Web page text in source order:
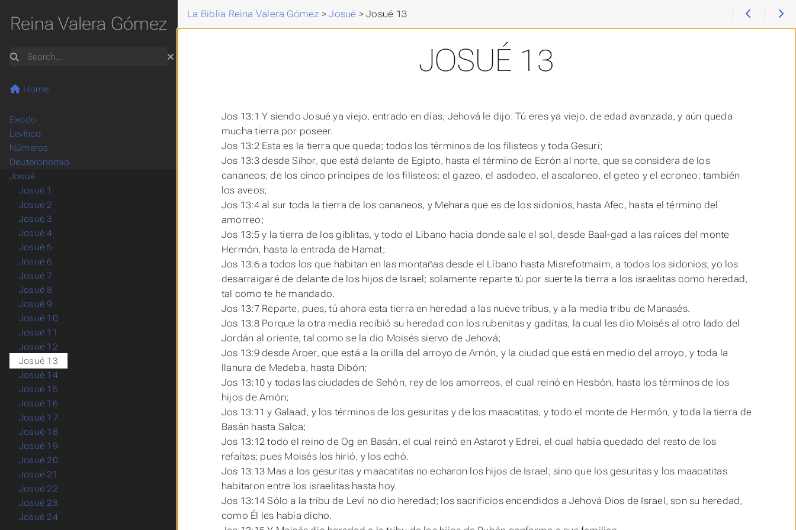
La Biblia Reina Valera Gómez >Josué >Josué 13
JOSUÉ 13
Jos 13:1 Y siendo Josué ya viejo, entrado en días, Jehová le dijo: Tú eres ya viejo, de edad avanzada, y aún queda
mucha tierra por poseer.
Jos 13:2 Esta es la tierra que queda; todos los términos de los filisteos y toda Gesuri;
Jos 13:3 desde Sihor, que está delante de Egipto, hasta el término de Ecrón al norte, que se considera de los
cananeos; de los cinco príncipes de los filisteos; el gazeo, el asdodeo, el ascaloneo, el geteo y el ecroneo; también
los aveos;
Jos 13:4 al sur toda la tierra de los cananeos, y Mehara que es de los sidonios, hasta Afec, hasta el término del
amorreo;
Jos 13:5 y la tierra de los giblitas, y todo el Líbano hacia donde sale el sol, desde Baal-gad a las raíces del monte
Hermón, hasta la entrada de Hamat;
Jos 13:6 a todos los que habitan en las montañas desde el Líbano hasta Misrefotmaim, a todos los sidonios; yo los
desarraigaré de delante de los hijos de Israel; solamente reparte tú por suerte la tierra a los israelitas como heredad,
tal como te he mandado.
Jos 13:7 Reparte, pues, tú ahora esta tierra en heredad a las nueve tribus, y a la media tribu de Manasés.
Jos 13:8 Porque la otra media recibió su heredad con los rubenitas y gaditas, la cual les dio Moisés al otro lado del
Jordán al oriente, tal como se la dio Moisés siervo de Jehová;
Jos 13:9 desde Aroer, que está a la orilla del arroyo de Arnón, y la ciudad queestá en medio del arroyo, y toda la
llanura de Medeba, hasta Dibón;
Jos 13:10 y todas las ciudades de Sehón, rey de los amorreos, el cual reinó en Hesbón, hasta los términos de los
hijos de Amón;
Jos 13:11 y Galaad, y los términos de los gesuritas y de los maacatitas, y todo el monte de Hermón, y toda la tierra de
Basán hasta Salca;
Jos 13:12 todo el reino de Og en Basán, el cual reinó en Astarot y Edrei, el cual había quedado del resto de los
refaítas; pues Moisés los hirió, y los echó.
Jos 13:13 Mas a los gesuritas y maacatitas no echaron los hijos de Israel; sino que los gesuritas y los maacatitas
habitaron entre los israelitas hasta hoy.
Jos 13:14 Sólo a la tribu de Leví no dio heredad; los sacrificios encendidos a Jehová Dios de Israel,son su heredad,
como Él les había dicho.
Reina Valera Gómez
Search
Home
Éxodo
Levítico
Números
Deuteronomio
Josué
Josué 1
Josué 2
Josué 3
Josué 4
Josué 5
Josué 6
Josué 7
Josué 8
Josué 9
Josué 10
Josué 11
Josué 12
Josué 13
Josué 14
Josué 15
Josué 16
Josué 17
Josué 18
Josué 19
Josué 20
Josué 21
Josué 22
Josué 23
Josué 24